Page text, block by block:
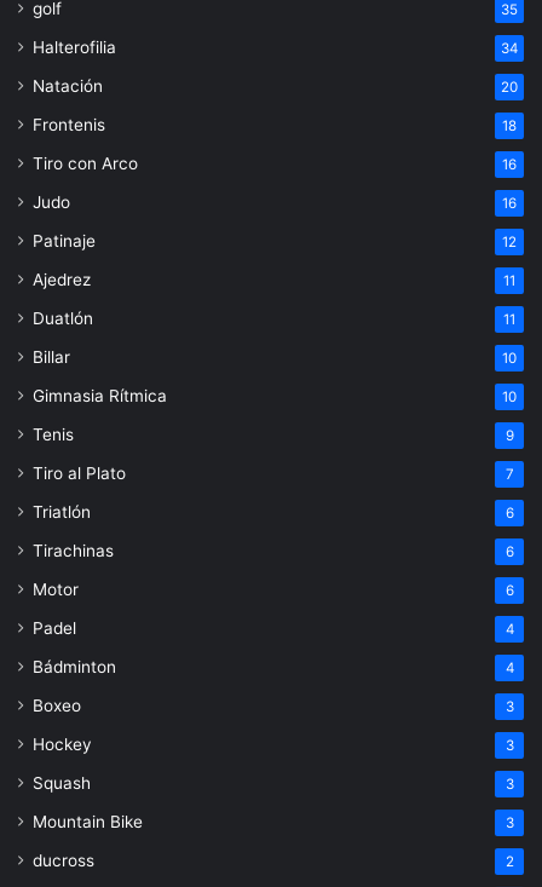
golf 35
Halterofilia 34
Natación 20
Frontenis 18
Tiro con Arco 16
Judo 16
Patinaje 12
Ajedrez 11
Duatlón 11
Billar 10
Gimnasia Rítmica 10
Tenis 9
Tiro al Plato 7
Triatlón 6
Tirachinas 6
Motor 6
Padel 4
Bádminton 4
Boxeo 3
Hockey 3
Squash 3
Mountain Bike 3
ducross 2